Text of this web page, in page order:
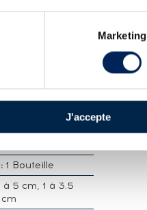
Marketing
J'accepte
:
:
, Islay
47.90
1 Bouteille
à 5 cm, 1 à 3.5